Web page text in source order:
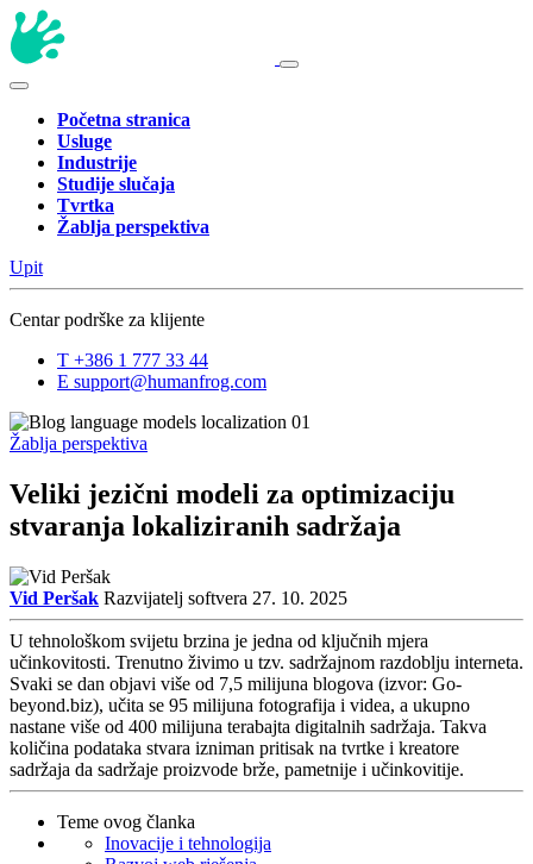
Početna stranica
Usluge
Industrije
Studije slučaja
Tvrtka
Žablja perspektiva
Upit
Centar podrške za klijente
T +386 1 777 33 44
E support@humanfrog.com
Žablja perspektiva
Veliki jezični modeli za optimizaciju
stvaranja lokaliziranih sadržaja
Vid Peršak Razvijatelj softvera 27. 10. 2025
U tehnološkom svijetu brzina je jedna od ključnih mjera
učinkovitosti. Trenutno živimo u tzv. sadržajnom razdoblju interneta.
Svaki se dan objavi više od 7,5 milijuna blogova (izvor: Go-
beyond.biz), učita se 95 milijuna fotografija i videa, a ukupno
nastane više od 400 milijuna terabajta digitalnih sadržaja. Takva
količina podataka stvara izniman pritisak na tvrtke i kreatore
sadržaja da sadržaje proizvode brže, pametnije i učinkovitije.
Teme ovog članka
Inovacije i tehnologija